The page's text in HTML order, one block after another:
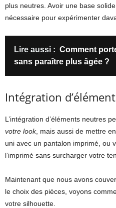
plus neutres. Avoir une base
nécessaire pour expérimenter
Lire aussi : Comment
sans paraître plus âgée ?
Intégration
L’intégration d’éléments neutres
votre look, mais aussi de mettre
uni avec un pantalon imprimé, ou
l’imprimé sans surcharger votre
Maintenant que nous avons
le choix des pièces, voyons
votre silhouette.